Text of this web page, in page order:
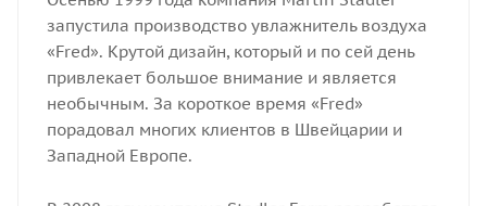
запустила производство увлажнитель воздуха
«Fred». Крутой дизайн, который и по сей день
привлекает большое внимание и является
необычным. За короткое время «Fred»
порадовал многих клиентов в Швейцарии и
Западной Европе.